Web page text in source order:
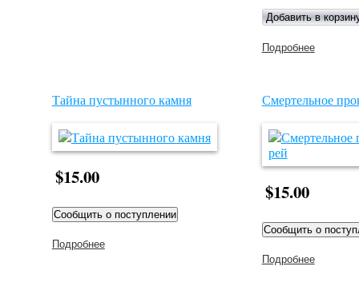
Подробнеео Тилли.
Тайна пустынного камня
$15.00
Подробнеео Тайна пустынного камня
Смертельное
$15.00
Подробнеео